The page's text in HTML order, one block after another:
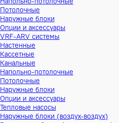
Напольно-потолочные
Потолочные
Наружные блоки
Опции и аксессуары
VRF-ARV системы
Настенные
Кассетные
Канальные
Напольно-потолочные
Потолочные
Наружные блоки
Опции и аксессуары